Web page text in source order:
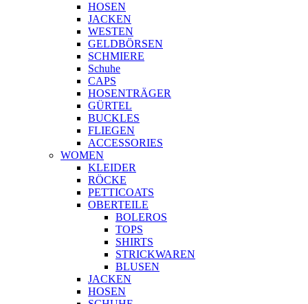
HOSEN
JACKEN
WESTEN
GELDBÖRSEN
SCHMIERE
Schuhe
CAPS
HOSENTRÄGER
GÜRTEL
BUCKLES
FLIEGEN
ACCESSORIES
WOMEN
KLEIDER
RÖCKE
PETTICOATS
OBERTEILE
BOLEROS
TOPS
SHIRTS
STRICKWAREN
BLUSEN
JACKEN
HOSEN